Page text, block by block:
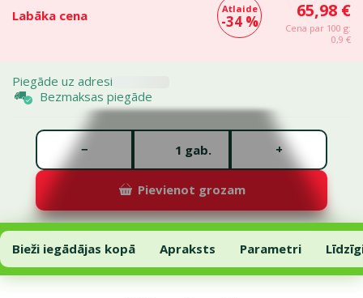
Labāka cena Atlaide
-34 %
65,98 €
Cena par 100 g:
0,9 €
Piegāde uz adresi
Bezmaksas piegāde
gab.
− +
Pievienot grozam
Barība kaķēniem – Hill's Kitten Chicken, 7 kg
Pievienot grozam
Bieži iegādājas kopā Apraksts Parametri
Uz lapas sākumu